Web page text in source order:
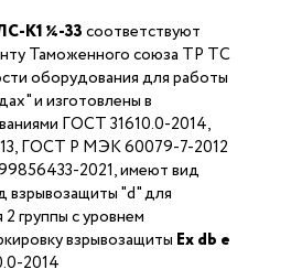
K1 ¼-33соответствуют
Таможенного союза ТР ТС
оборудования для работы
и изготовлены в
ГОСТ 31610.0-2014,
ГОСТ Р МЭК 60079-7-2012
2021, имеют вид
взрывозащиты "d" для
группы с уровнем
взрывозащиты Ехdb е
2014